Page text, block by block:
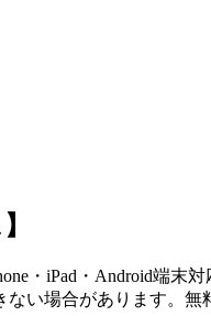
・iPad・Android端末対
い場合があります。無